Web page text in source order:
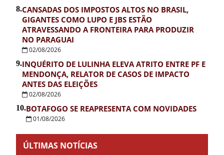
8.CANSADAS DOS IMPOSTOS ALTOS NO BRASIL,
GIGANTES COMO LUPO E JBS ESTÃO
ATRAVESSANDO A FRONTEIRA PARA PRODUZIR
NO PARAGUAI
02/08/2026
9.INQUÉRITO DE LULINHA ELEVA ATRITO ENTRE PF E
MENDONÇA, RELATOR DE CASOS DE IMPACTO
ANTES DAS ELEIÇÕES
02/08/2026
10.BOTAFOGO SE REAPRESENTA COM NOVIDADES
01/08/2026
ÚLTIMAS NOTÍCIAS